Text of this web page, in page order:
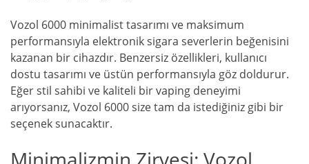
Vozol 6000 minimalist tasarımı ve maksimum
performansıyla elektronik sigara severlerin beğenisini
kazanan bir cihazdır. Benzersiz özellikleri, kullanıcı
dostu tasarımı ve üstün performansıyla göz doldurur.
Eğer stil sahibi ve kaliteli bir vaping deneyimi
arıyorsanız, Vozol 6000 size tam da istediğiniz gibi bir
seçenek sunacaktır.